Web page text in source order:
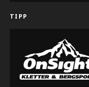
TIPP